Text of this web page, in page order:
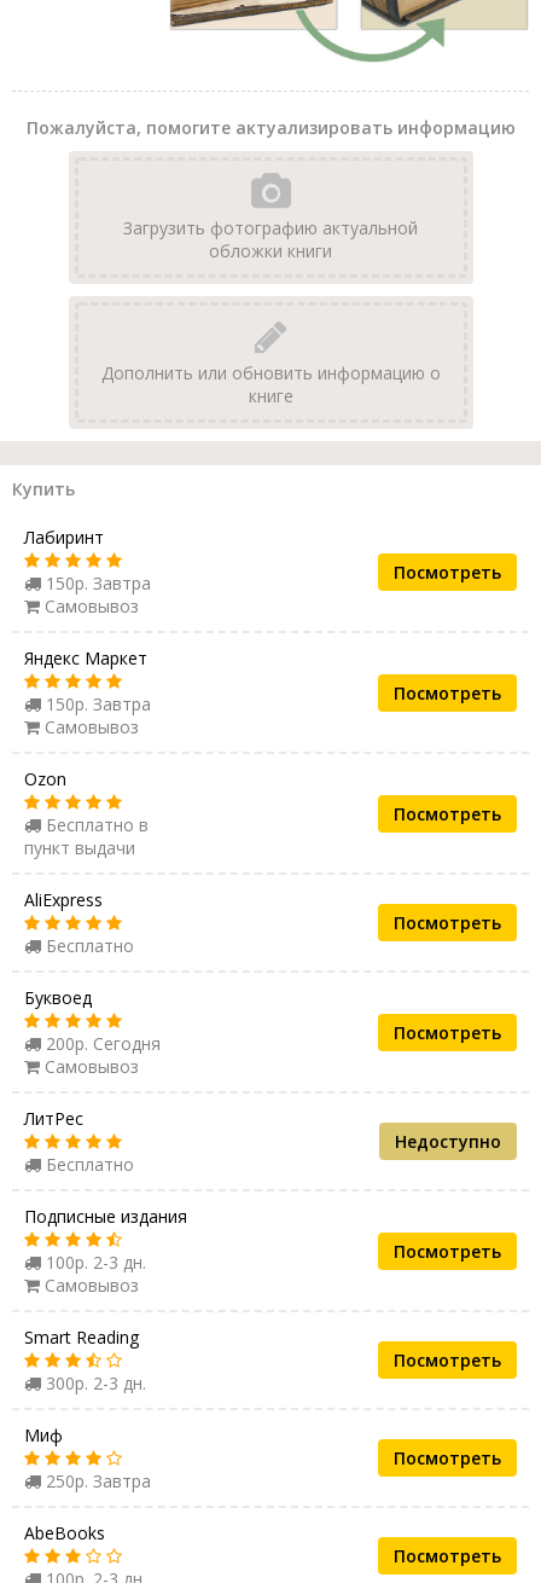
Пожалуйста, помогите актуализировать информацию
Загрузить фотографию актуальной
обложки книги
Дополнить или обновить информацию о
книге
Купить
Лабиринт
150р. Завтра
Самовывоз
Посмотреть
Яндекс Маркет
150р. Завтра
Самовывоз
Посмотреть
Ozon
Бесплатно в
пункт выдачи
Посмотреть
AliExpress
Бесплатно
Посмотреть
Буквоед
200р. Сегодня
Самовывоз
Посмотреть
ЛитРес
Бесплатно
Недоступно
Подписные издания
100р. 2-3 дн.
Самовывоз
Посмотреть
Smart Reading
300р. 2-3 дн.
Посмотреть
Миф
250р. Завтра
Посмотреть
AbeBooks
Посмотреть